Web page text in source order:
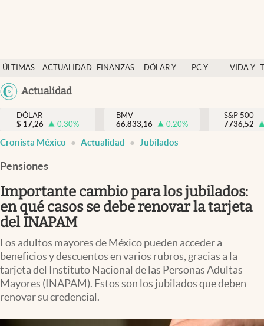
ÚLTIMAS
NOTICIAS
ACTUALIDAD
FINANZAS
DÓLAR Y
PC Y
VIDA Y
México
Actualidad
Actualidad
Finanzas y economía
Dólar y mercados
Pc y celular
Vida y estilo
Tv
Clima
DÓLAR
$ 17,26 0.30%
BMV
66.833,16
0.20%
S&P 500
7736,52
Cronista México Actualidad Jubilados
Pensiones
Importante cambio para los jubilados:
en qué casos se debe renovar la tarjeta
del INAPAM
Los adultos mayores de México pueden acceder a
beneficios y descuentos en varios rubros, gracias a la
tarjeta del Instituto Nacional de las Personas Adultas
Mayores (INAPAM). Estos son los jubilados que deben
renovar su credencial.